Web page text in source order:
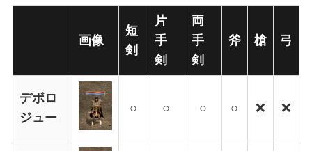
画像
短
剣
片
手
剣
両
手
剣
斧 槍 弓
デボロ
ジュー
○ ○ ○ ○ ❌ ❌